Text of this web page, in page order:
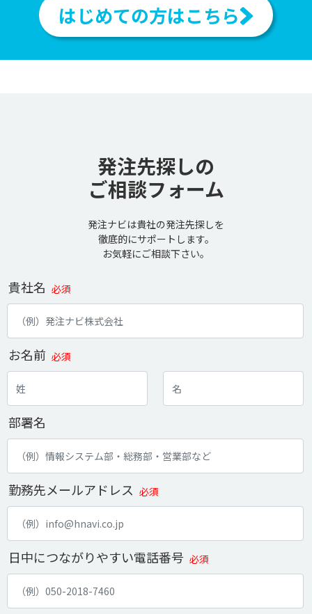
はじめての方はこちら
発注先探しの
ご相談フォーム
発注ナビは貴社の発注先探しを
徹底的にサポートします。
お気軽にご相談下さい。
貴社名 必須
お名前 必須
部署名
勤務先メールアドレス 必須
日中につながりやすい電話番号 必須